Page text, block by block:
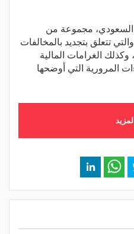
السعودي، مجموعة من
تتعلق بتجديد بالمخالفات
الغرامات المالية
المرورية التي أوضحها